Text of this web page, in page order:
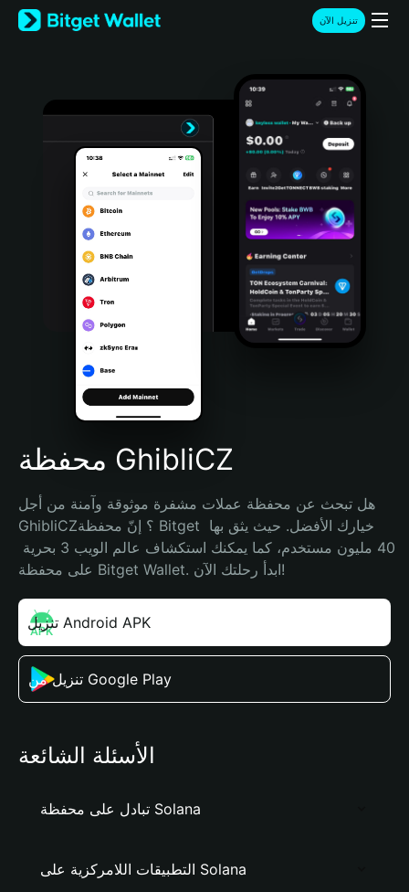
English
日本語
Türkçe
Português (Portugal)
Bahasa Indonesia
Português (Brasil)
Español (Argentina)
تنزيل الآن
محفظة GhibliCZ
هل تبحث عن محفظة عملات مشفرة موثوقة وآمنة من أجل
GhibliCZ؟ إنّ محفظة Bitget خيارك الأفضل. حيث يثق بها
على محفظة Bitget Wallet. ابدأ رحلتك الآن!
تنزيل Android APK
تنزيل من Google Play
الأسئلة الشائعة
تبادل على محفظة Solana
التطبيقات اللامركزية على Solana